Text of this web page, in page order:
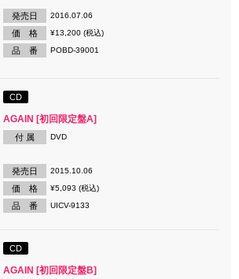
発売日 2016.07.06
価 格 ¥13,200 (税込)
品 番 POBD-39001
CD
AGAIN [初回限定盤A]
付 属 DVD
発売日 2015.10.06
価 格 ¥5,093 (税込)
品 番 UICV-9133
CD
AGAIN [初回限定盤B]